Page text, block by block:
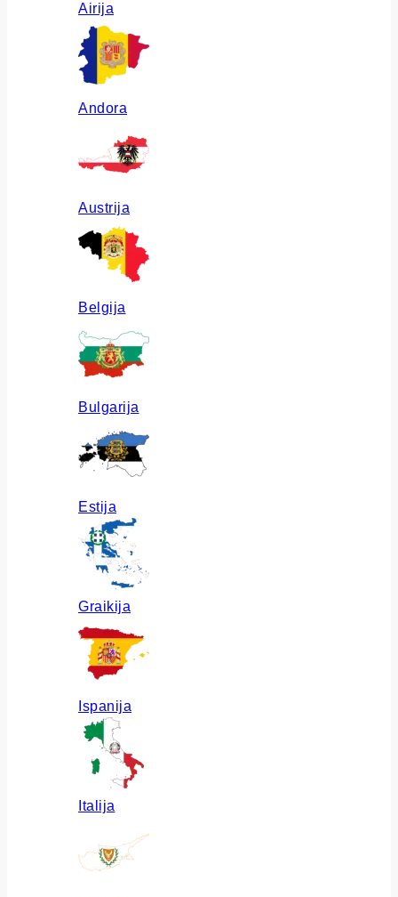
Airija
Andora
Austrija
Belgija
Bulgarija
Estija
Graikija
Ispanija
Italija